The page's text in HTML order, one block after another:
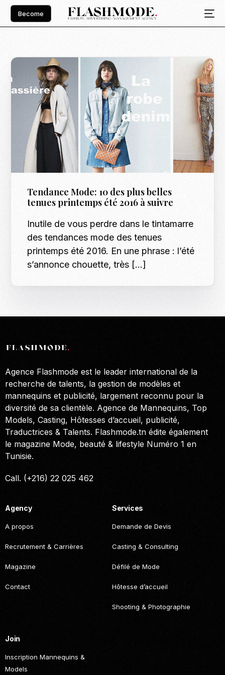
Become
Tendance Mode: 10 des plus belles
tenues printemps été 2016 à suivre
Inutile de vous perdre dans le tintamarre
des tendances mode des tenues
printemps été 2016. En une phrase : l’été
s’annonce chouette, très […]
Agence Flashmode est le leader international de la
recherche de talents, la gestion de modèles et
mannequins et publicité, largement reconnu pour la
diversité de sa clientèle. Agence de Mannequins, Top
Models, Casting, Hôtesses d’accueil, publicité,
Traductrices & Talents. Flashmode.tn édite également
le magazine Mode, beauté & lifestyle Numéro 1 en
Tunisie.
Call. (+216) 22 025 462
Agency
A propos
Recrutement & Carrières
Magazine
Contact
Services
Demande de Devis
Casting & Consulting
Défilé de Mode
Hôtesse d’accueil
Shooting & Photographie
Join
Inscription Mannequins &
Models